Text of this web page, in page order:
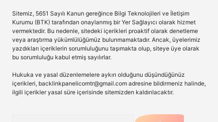
Sitemiz, 5651 Sayılı Kanun gereğince Bilgi Teknolojileri ve İletişim
Kurumu (BTK) tarafından onaylanmış bir Yer Sağlayıcı olarak hizmet
vermektedir. Bu nedenle, sitedeki içerikleri proaktif olarak denetleme
veya araştırma yükümlülüğümüz bulunmamaktadır. Ancak, üyelerimiz
yazdıkları içeriklerin sorumluluğunu taşımakta olup, siteye üye olarak
bu sorumluluğu kabul etmiş sayılırlar.
Hukuka ve yasal düzenlemelere aykırı olduğunu düşündüğünüz
içerikleri, backlinkpanelicomtr@gmail.com adresine bildirmeniz halinde,
ilgili içerikler yasal süre içerisinde sitemizden kaldırılacaktır.